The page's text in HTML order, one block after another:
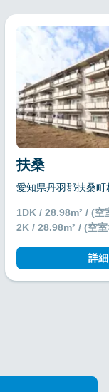
扶桑
愛知県丹羽郡扶桑
1DK / 28.98m² / (空
2K / 28.98m² / (空
詳細